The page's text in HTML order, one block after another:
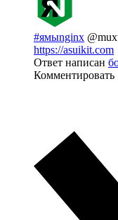
#ямыnginx
https://asuikit.com
Ответ написан
Комментировать